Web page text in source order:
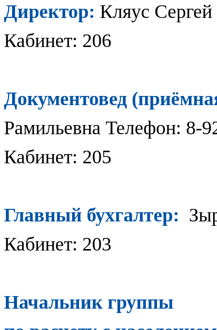
Директор: Кляус
Кабинет: 206
Документовед
Рамильевна Телефон: 8-
Кабинет: 205
Главный бухгалтер:
Кабинет: 203
Начальник группы